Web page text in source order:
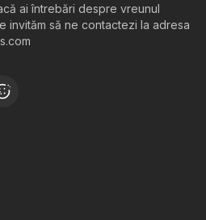
ai întrebări despre vreunul
invităm să ne contactezi la adresa